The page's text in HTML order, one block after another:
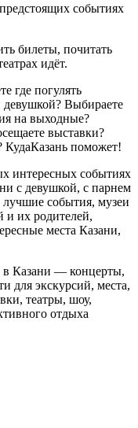
событиях
билеты, почитать
идёт.
где погулять
девушкой? Выбираете
на выходные?
выставки?
КудаКазань поможет!
интересных событиях
с девушкой, с парнем
события, музеи
и их родителей,
места Казани,
Казани — концерты,
для экскурсий, места,
театры, шоу,
отдыха